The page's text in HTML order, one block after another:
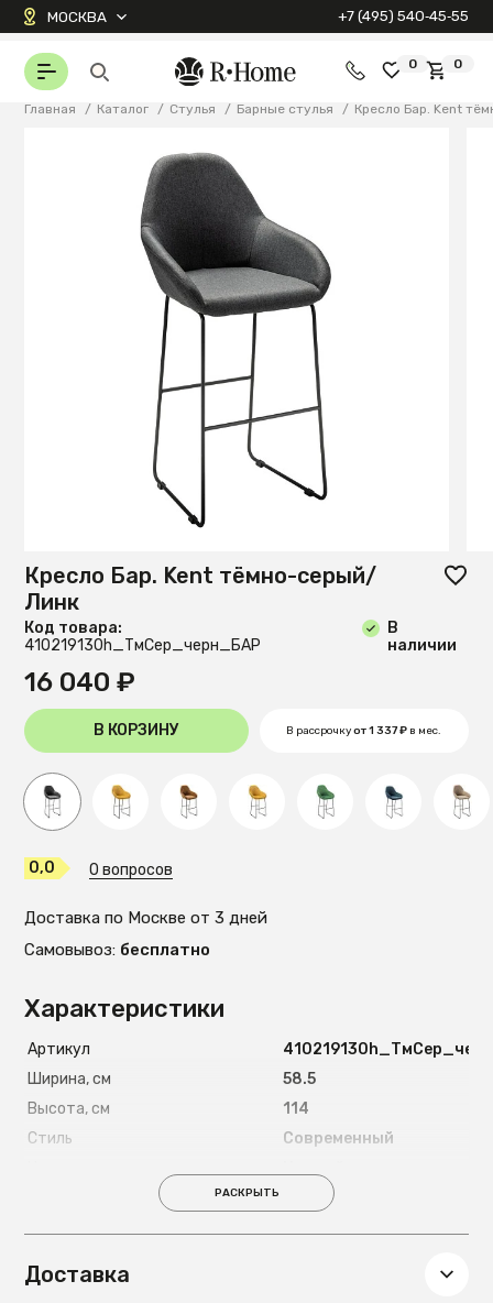
МОСКВА +7 (495) 540‑45‑55
0 0
Главная / Каталог / Стулья / Барные стулья / Кресло Бар. Kent
Характеристики
Артикул
Ширина, см
58.5
Высота, см
114
Стиль
Современный
Металл
Глубина, см
59.5
Вес, кг
Подлокотники
РАСКРЫТЬ
Доставка
Кресло Бар. Kent тёмно-серый/
Линк
Код товара:
410219130h_ТмСер_черн_БАР
В
наличии
16 040 ₽
В КОРЗИНУ В рассрочкуот 1 337 ₽ в мес.
0,0 0 вопросов
Доставка по Москве от 3 дней
Самовывоз: бесплатно